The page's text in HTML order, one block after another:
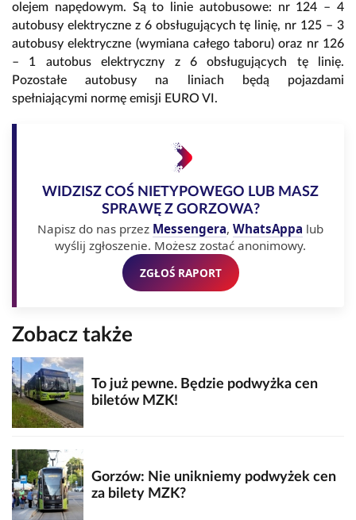
olejem napędowym. Są to linie autobusowe: nr 124 – 4
autobusy elektryczne z 6 obsługujących tę linię, nr 125 – 3
autobusy elektryczne (wymiana całego taboru) oraz nr 126
– 1 autobus elektryczny z 6 obsługujących tę linię.
Pozostałe autobusy na liniach będą pojazdami
spełniającymi normę emisji EURO VI.
WIDZISZ COŚ NIETYPOWEGO LUB MASZ
SPRAWĘ Z GORZOWA?
Napisz do nas przez Messengera, WhatsAppa lub
wyślij zgłoszenie. Możesz zostać anonimowy.
ZGŁOŚ RAPORT
Zobacz także
To już pewne. Będzie podwyżka cen
biletów MZK!
Gorzów: Nie unikniemy podwyżek cen
za bilety MZK?